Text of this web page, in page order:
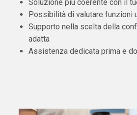
Soluzione più coerente con il
Possibilità di valutare funzioni
Supporto nella scelta della
adatta
Assistenza dedicata prima e